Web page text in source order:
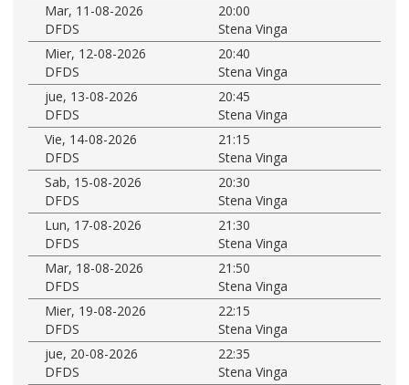
Mar, 11-08-2026
20:00
DFDS
Stena Vinga
Mier, 12-08-2026
20:40
DFDS
Stena Vinga
jue, 13-08-2026
20:45
DFDS
Stena Vinga
Vie, 14-08-2026
21:15
DFDS
Stena Vinga
Sab, 15-08-2026
20:30
DFDS
Stena Vinga
Lun, 17-08-2026
21:30
DFDS
Stena Vinga
Mar, 18-08-2026
21:50
DFDS
Stena Vinga
Mier, 19-08-2026
22:15
DFDS
Stena Vinga
jue, 20-08-2026
22:35
DFDS
Stena Vinga